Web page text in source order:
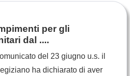
per gli
dal ....
del 23 giugno u.s. il
ha dichiarato di aver